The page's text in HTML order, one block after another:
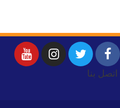
اتصل بنا